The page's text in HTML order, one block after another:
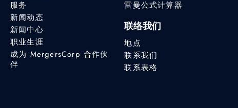
服务
新闻动态
新闻中心
职业生涯
成为 MergersCorp 合作伙
伴
雷曼公式计算器
联络我们
地点
联系我们
联系表格